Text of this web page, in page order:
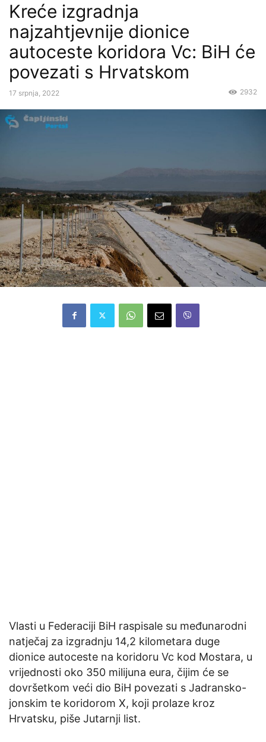
Kreće izgradnja
najzahtjevnije dionice
autoceste koridora Vc: BiH će
povezati s Hrvatskom
17 srpnja, 2022 2932
Vlasti u Federaciji BiH raspisale su međunarodni
natječaj za izgradnju 14,2 kilometara duge
dionice autoceste na koridoru Vc kod Mostara, u
vrijednosti oko 350 milijuna eura, čijim će se
dovršetkom veći dio BiH povezati s Jadransko-
jonskim te koridorom X, koji prolaze kroz
Hrvatsku, piše Jutarnji list.